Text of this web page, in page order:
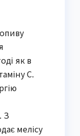
як в
C.
З
мелісу